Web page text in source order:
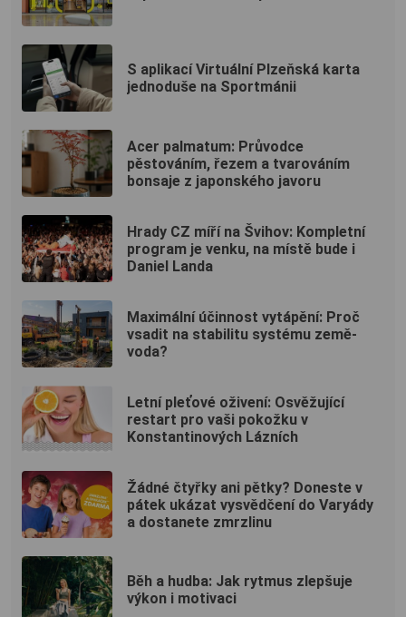
S aplikací Virtuální Plzeňská karta
jednoduše na Sportmánii
Acer palmatum: Průvodce
pěstováním, řezem a tvarováním
bonsaje z japonského javoru
Hrady CZ míří na Švihov: Kompletní
program je venku, na místě bude i
Daniel Landa
Maximální účinnost vytápění: Proč
vsadit na stabilitu systému země-
voda?
Letní pleťové oživení: Osvěžující
restart pro vaši pokožku v
Konstantinových Lázních
Žádné čtyřky ani pětky? Doneste v
pátek ukázat vysvědčení do Varyády
a dostanete zmrzlinu
Běh a hudba: Jak rytmus zlepšuje
výkon i motivaci